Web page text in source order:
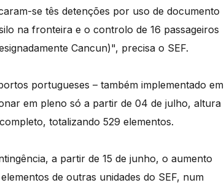
se tês detenções por uso de documento
na fronteira e o controlo de 16 passageiros
Cancun)", precisa o SEF.
portugueses – também implementado em
em pleno só a partir de 04 de julho, altura
totalizando 529 elementos.
a partir de 15 de junho, o aumento
de outras unidades do SEF, num